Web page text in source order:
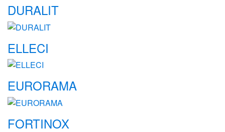
DURALIT
ELLECI
EURORAMA
FORTINOX